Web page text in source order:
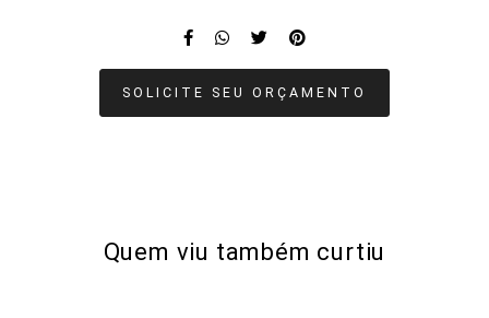
SOLICITE SEU ORÇAMENTO
Quem viu também curtiu